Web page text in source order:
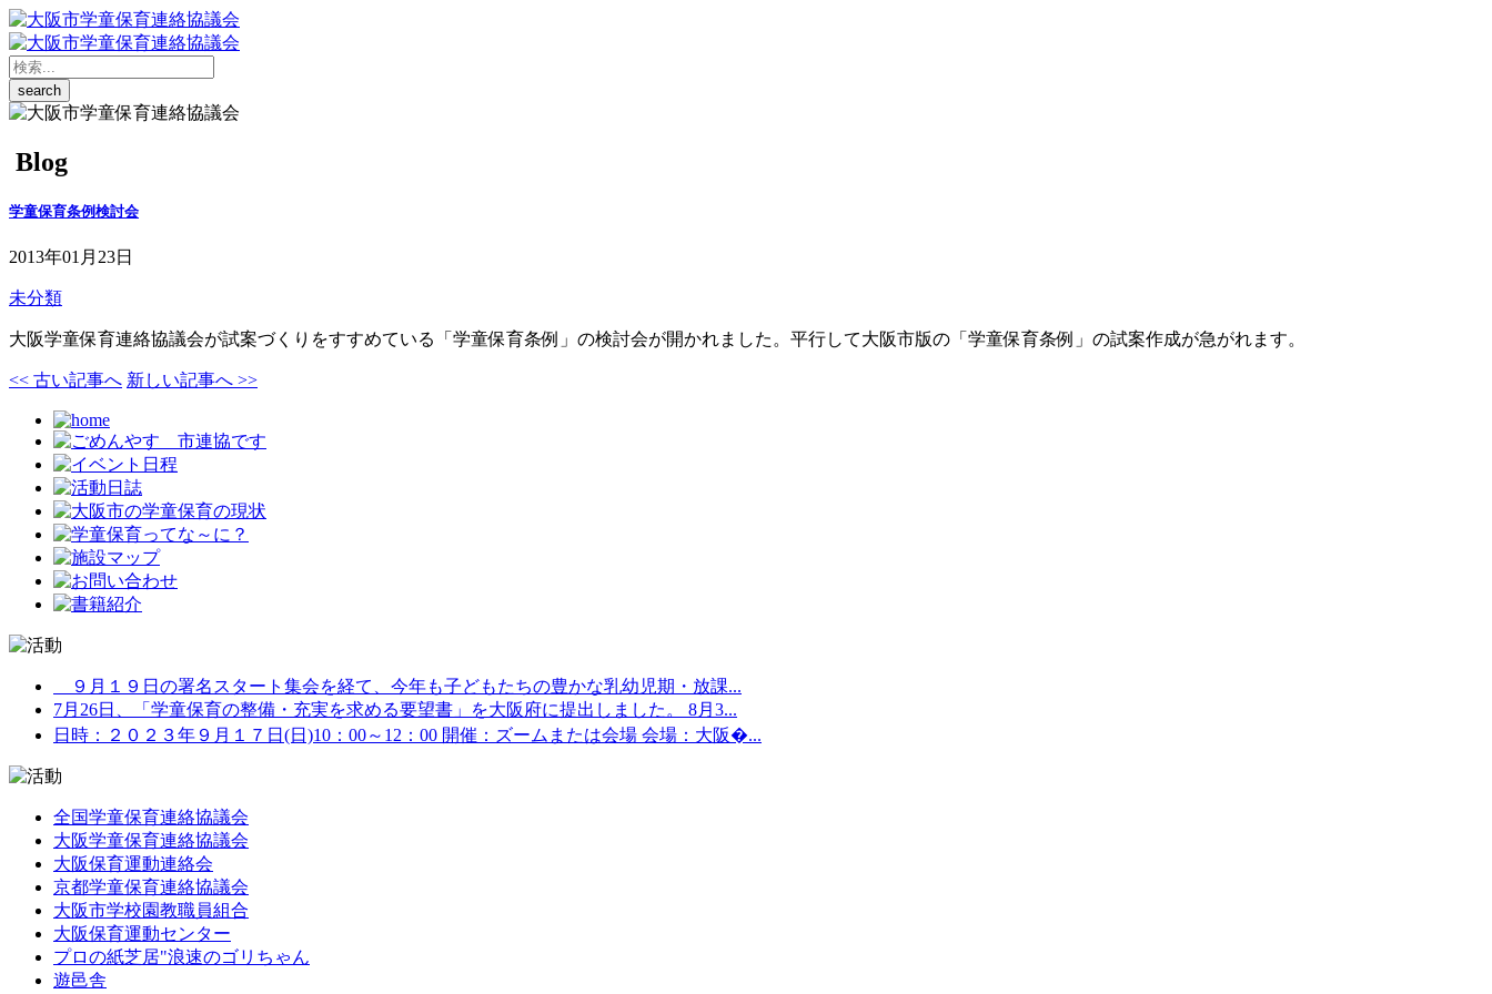
Blog
学童保育条例検討会
2013年01月23日
未分類
大阪学童保育連絡協議会が試案づくりをすすめている「学童保育条例」の検討会が開かれました。平行して大阪市版の「学童保育条例」の試案作成が急がれます。
<< 古い記事へ 新しい記事へ >>
９月１９日の署名スタート集会を経て、今年も子どもたちの豊かな乳幼児期・放課...
7月26日、「学童保育の整備・充実を求める要望書」を大阪府に提出しました。 8月3...
日時：２０２３年９月１７日(日)10：00～12：00 開催：ズームまたは会場 会場：大阪�...
全国学童保育連絡協議会
大阪学童保育連絡協議会
大阪保育運動連絡会
京都学童保育連絡協議会
大阪市学校園教職員組合
大阪保育運動センター
プロの紙芝居"浪速のゴリちゃん
遊邑舎